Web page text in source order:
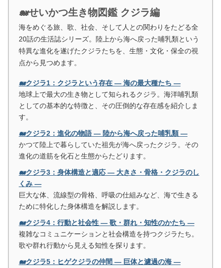
🐋せいかつ生き物図鑑 クジラ編
海をめぐる旅、歌、社会、そして人との関わりをたどる全
20話の生活誌シリーズ。陸上から海へ戻った哺乳類という
特異な進化を遂げたクジラたちを、生態・文化・保全の視
点から見つめます。
🐋クジラ1：クジラという存在 ― 海の最大種たち ―
地球上で最大の生き物として知られるクジラ。海洋哺乳類
としての基本的な特徴と、その圧倒的な存在感を紹介しま
す。
🐋クジラ2：進化の物語 ― 陸から海へ戻った哺乳類 ―
かつて陸上で暮らしていた祖先が海へ戻ったクジラ。その
進化の道筋を化石と生態からたどります。
🐋クジラ3：身体構造と適応 ― 大きさ・骨格・クジラのし
くみ ―
巨大な体、流線型の骨格、呼吸の仕組みなど、海で生きる
ために特化した身体構造を解説します。
🐋クジラ4：行動と社会性 ― 歌・群れ・知性のかたち ―
複雑なコミュニケーションと社会構造を持つクジラたち。
歌や群れ行動から見える知性を探ります。
🐋クジラ5：ヒゲクジラの仲間 ― 巨体と濾過の海 ―